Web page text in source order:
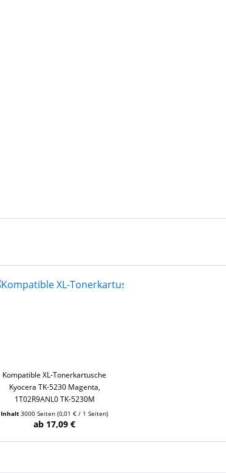
Kompatible XL-Tonerkartusche
Kyocera TK-5230 Magenta,
1T02R9ANL0 TK-5230M
Inhalt3000 Seiten(0,01 € / 1 Seiten)
ab 17,09 €